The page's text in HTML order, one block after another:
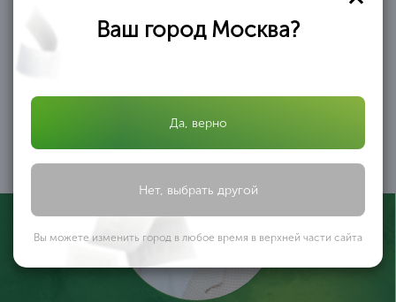
Подаём документы в соответствующий орган власти и
отслеживаем ход рассмотрения
04
начать работы
Ваш город Москва?
Да, верно
Нет, выбрать другой
Вы можете изменить город в любое время в верхней части сайта